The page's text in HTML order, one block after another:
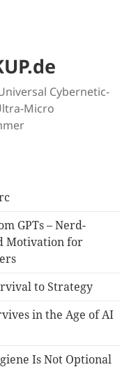
Cybernetic-
Micro
GPTs – Nerd-
Motivation for
to Strategy
in the Age of AI
Is Not Optional